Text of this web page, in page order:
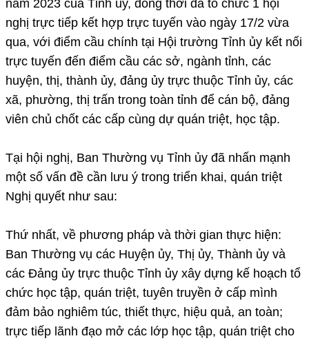
năm 2023 của Tỉnh ủy, đồng thời đã tổ chức 1 hội
nghị trực tiếp kết hợp trực tuyến vào ngày 17/2 vừa
qua, với điểm cầu chính tại Hội trường Tỉnh ủy kết nối
trực tuyến đến điểm cầu các sở, ngành tỉnh, các
huyện, thị, thành ủy, đảng ủy trực thuộc Tỉnh ủy, các
xã, phường, thị trấn trong toàn tỉnh để cán bộ, đảng
viên chủ chốt các cấp cùng dự quán triệt, học tập.
Tại hội nghị, Ban Thường vụ Tỉnh ủy đã nhấn mạnh
một số vấn đề cần lưu ý trong triển khai, quán triệt
Nghị quyết như sau:
Thứ nhất, về phương pháp và thời gian thực hiện:
Ban Thường vụ các Huyện ủy, Thị ủy, Thành ủy và
các Đảng ủy trực thuộc Tỉnh ủy xây dựng kế hoạch tổ
chức học tập, quán triệt, tuyên truyền ở cấp mình
đảm bảo nghiêm túc, thiết thực, hiệu quả, an toàn;
trực tiếp lãnh đạo mở các lớp học tập, quán triệt cho